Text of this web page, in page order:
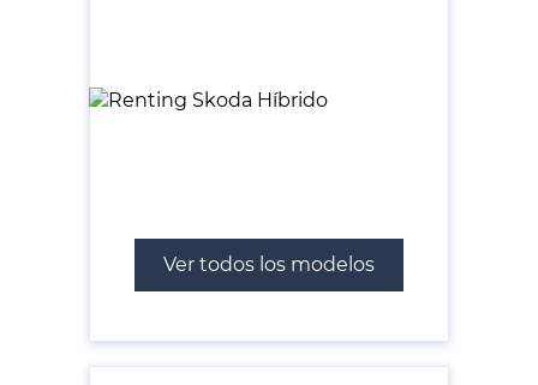
Ver todos los modelos